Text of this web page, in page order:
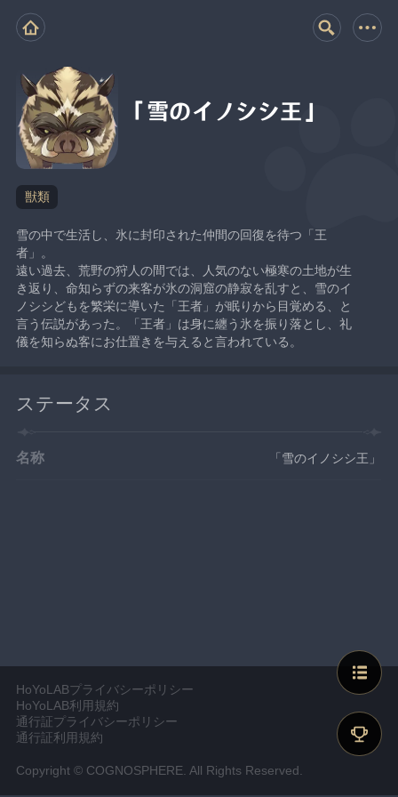
「雪のイノシシ王」
獣類
雪の中で生活し、氷に封印された仲間の回復を待つ「王
者」。
遠い過去、荒野の狩人の間では、人気のない極寒の土地が生
き返り、命知らずの来客が氷の洞窟の静寂を乱すと、雪のイ
ノシシどもを繁栄に導いた「王者」が眠りから目覚める、と
言う伝説があった。「王者」は身に纏う氷を振り落とし、礼
儀を知らぬ客にお仕置きを与えると言われている。
ステータス
名称 「雪のイノシシ王」
HoYoLABプライバシーポリシー
HoYoLAB利用規約
通行証プライバシーポリシー
通行証利用規約
Copyright © COGNOSPHERE. All Rights Reserved.